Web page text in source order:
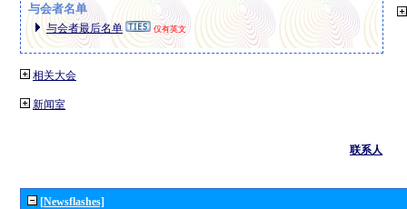
与会者名单
与会者最后名单 仅有英文
相关大会
新闻室
联系人
[Newsflashes]